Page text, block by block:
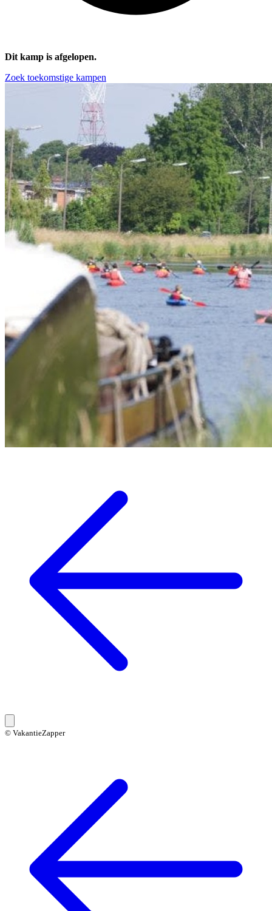
Dit kamp is afgelopen.
Zoek toekomstige kampen
© VakantieZapper